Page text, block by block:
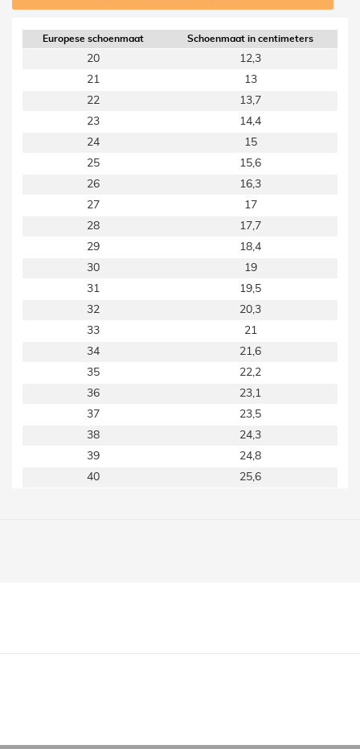
Europese schoenmaat Schoenmaat in centimeters
20
12,3
21
13
22
13,7
23
14,4
24
15
25
15,6
26
16,3
27
17
28
17,7
29
18,4
30
19
31
19,5
32
20,3
33
21
34
21,6
35
22,2
36
23,1
37
23,5
38
24,3
39
24,8
40
25,6